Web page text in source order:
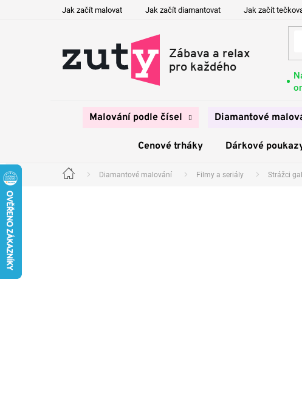
Jak začít malovat Jak začít diamantovat Jak začít
Malování podle čísel Diamantové
Cenové trháky Dárkové
Domů Diamantové malování Filmy a seriály Strážci